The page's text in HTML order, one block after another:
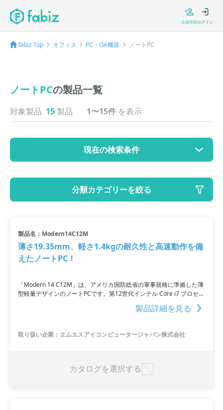
会員登録ログイン
fabiz Top オフィス PC・OA機器 ノートPC
ノートPCの製品一覧
対象製品 15 製品 1〜15件 を表示
現在の検索条件
大カテゴリ: オフィス
小カテゴリ: ノートPC
分類カテゴリーを絞る
製品名：Modern14C12M
薄さ19.35mm、軽さ1.4kgの耐久性と高速動作を備
えたノートPC！
「Modern 14 C12M」は、アメリカ国防総省の軍事規格に準拠した薄
型軽量デザインのノートPCです。第12世代インテル Core i7 プロセッ
サーを搭載し、高速・快適な動作を実現しています。さらに、テレワ
ークに便利なWi-Fi 6やマイク内蔵Webカメラも搭載しており、ビデオ
ており、充実した拡張性も備えています。
製品詳細を見る
取り扱い企業：エムエスアイコンピュータージャパン株式会社
カタログを選択する